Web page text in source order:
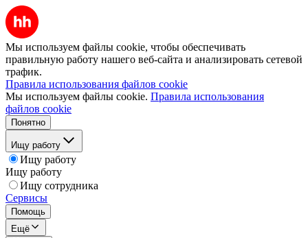
Мы используем файлы cookie, чтобы обеспечивать
правильную работу нашего веб-сайта и анализировать сетевой
трафик.
Правила использования файлов cookie
Мы используем файлы cookie. Правила использования
файлов cookie
Понятно
Ищу работу
Ищу работу
Ищу работу
Ищу сотрудника
Сервисы
Помощь
Ещё